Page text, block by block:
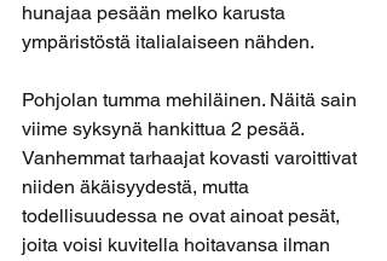
hunajaa pesään melko karusta
ympäristöstä italialaiseen nähden.
Pohjolan tumma mehiläinen. Näitä sain
viime syksynä hankittua 2 pesää.
Vanhemmat tarhaajat kovasti varoittivat
niiden äkäisyydestä, mutta
todellisuudessa ne ovat ainoat pesät,
joita voisi kuvitella hoitavansa ilman